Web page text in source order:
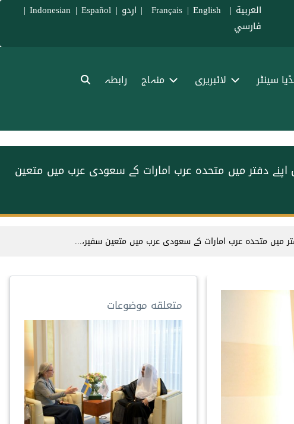
العربية |
Français
| English
| اردو |
Indonesian |Español
|
فارسي
سینٹر لائبریری منہاج رابطہ
دفتر میں متحدہ عرب امارات کے سعودی عرب میں متعین
میں متحدہ عرب امارات کے سعودی عرب میں متعین سفیر،...
متعلقه موضوعات